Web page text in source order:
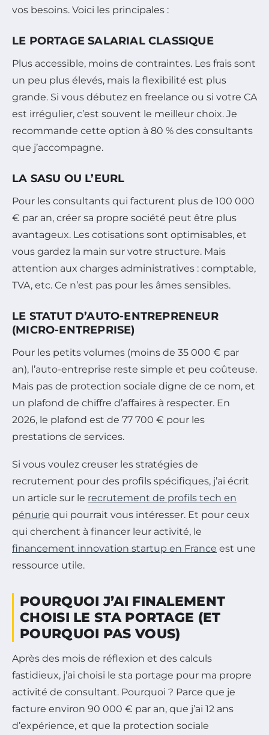
vos besoins. Voici les principales :
LE PORTAGE SALARIAL CLASSIQUE
Plus accessible, moins de contraintes. Les frais sont
un peu plus élevés, mais la flexibilité est plus
grande. Si vous débutez en freelance ou si votre CA
est irrégulier, c’est souvent le meilleur choix. Je
recommande cette option à 80 % des consultants
que j’accompagne.
LA SASU OU L’EURL
Pour les consultants qui facturent plus de 100 000
€ par an, créer sa propre société peut être plus
avantageux. Les cotisations sont optimisables, et
vous gardez la main sur votre structure. Mais
attention aux charges administratives : comptable,
TVA, etc. Ce n’est pas pour les âmes sensibles.
LE STATUT D’AUTO-ENTREPRENEUR
(MICRO-ENTREPRISE)
Pour les petits volumes (moins de 35 000 € par
an), l’auto-entreprise reste simple et peu coûteuse.
Mais pas de protection sociale digne de ce nom, et
un plafond de chiffre d’affaires à respecter. En
2026, le plafond est de 77 700 € pour les
prestations de services.
Si vous voulez creuser les stratégies de
recrutement pour des profils spécifiques, j’ai écrit
un article sur le recrutement de profils tech en
pénurie qui pourrait vous intéresser. Et pour ceux
qui cherchent à financer leur activité, le
financement innovation startup en France est une
ressource utile.
POURQUOI J’AI FINALEMENT
CHOISI LE STA PORTAGE (ET
POURQUOI PAS VOUS)
Après des mois de réflexion et des calculs
fastidieux, j’ai choisi le sta portage pour ma propre
activité de consultant. Pourquoi ? Parce que je
facture environ 90 000 € par an, que j’ai 12 ans
d’expérience, et que la protection sociale